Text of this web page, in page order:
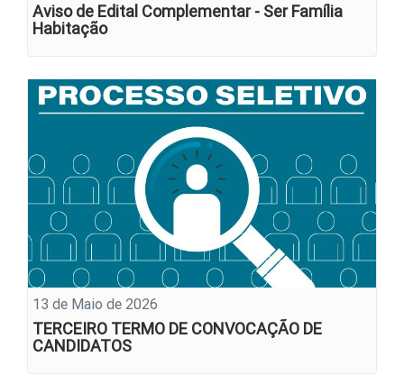
Aviso de Edital Complementar - Ser Família
Habitação
13 de Maio de 2026
TERCEIRO TERMO DE CONVOCAÇÃO DE
CANDIDATOS